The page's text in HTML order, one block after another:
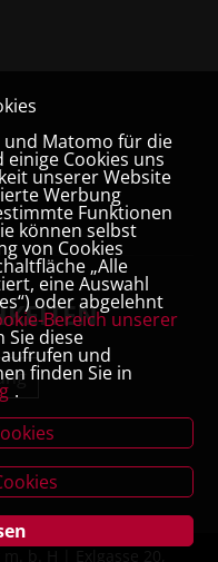
und Matomo für die
Cookies uns
unserer Website
Werbung
Funktionen
können selbst
von Cookies
„Alle
eine Auswahl
oder abgelehnt
Bereich unserer
Sie diese
und
finden Sie in
.